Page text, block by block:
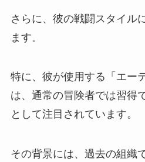
さらに、彼の戦闘スタイル
ます。
特に、彼が使用する「エー
は、通常の冒険者では習得
として注目されています。
その背景には、過去の組織